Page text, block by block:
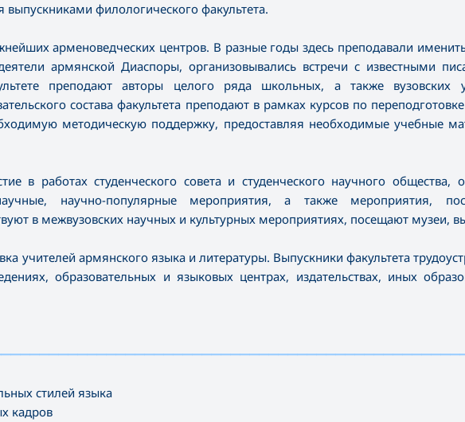
филологического факультета.
арменоведческих центров. В разные годы здесь преподавали
армянской Диаспоры, организовывались встречи с известными
преподают авторы целого ряда школьных, а также вузовских
состава факультета преподают в рамках курсов по
методическую поддержку, предоставляя необходимые учебные
в работах студенческого совета и студенческого научного общества,
научно-популярные мероприятия, а также мероприятия,
в межвузовских научных и культурных мероприятиях, посещают музеи,
учителей армянского языка и литературы. Выпускники факультета
образовательных и языковых центрах, издательствах, иных
стилей языка
кадров